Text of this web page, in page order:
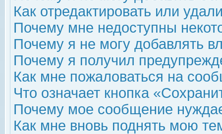
Как отредактировать или
Почему мне недоступны
Почему я не могу добавлять
Почему я получил
Как мне пожаловаться на
Что означает кнопка
Почему мое сообщение
Как мне вновь поднять мою